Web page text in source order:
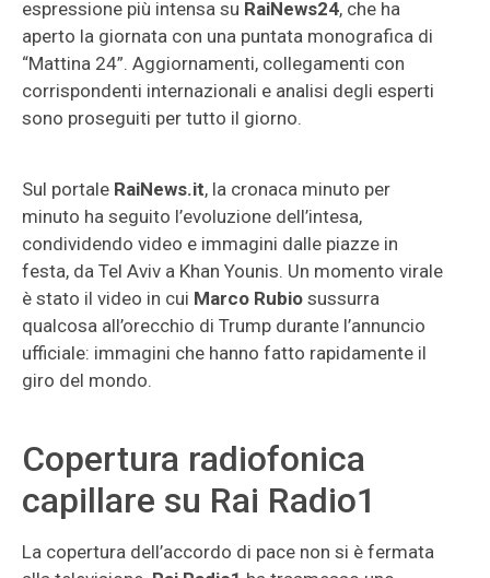
espressione più intensa su RaiNews24, che ha
aperto la giornata con una puntata monografica di
“Mattina 24”. Aggiornamenti, collegamenti con
corrispondenti internazionali e analisi degli esperti
sono proseguiti per tutto il giorno.
Sul portale RaiNews.it, la cronaca minuto per
minuto ha seguito l’evoluzione dell’intesa,
condividendo video e immagini dalle piazze in
festa, da Tel Aviv a Khan Younis. Un momento virale
è stato il video in cui Marco Rubio sussurra
qualcosa all’orecchio di Trump durante l’annuncio
ufficiale: immagini che hanno fatto rapidamente il
giro del mondo.
Copertura radiofonica
capillare su Rai Radio1
La copertura dell’accordo di pace non si è fermata